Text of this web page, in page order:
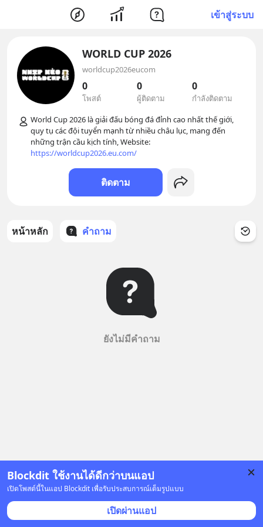
เข้าสู่ระบบ
Blockdit ใช้งานได้ดีกว่าบนแอป
เปิดโพสต์นี้ในแอป Blockdit เพื่อรับประสบการณ์เต็มรูปแบบ
เปิดผ่านแอป
WORLD CUP 2026
worldcup2026eucom
0
โพสต์
0
ผู้ติดตาม
0
กำลังติดตาม
World Cup 2026 là giải đấu bóng đá đỉnh cao nhất thế giới,
quy tụ các đội tuyển mạnh từ nhiều châu lục, mang đến
https://worldcup2026.eu.com/
ติดตาม
หน้าหลัก คำถาม
ยังไม่มีคำถาม